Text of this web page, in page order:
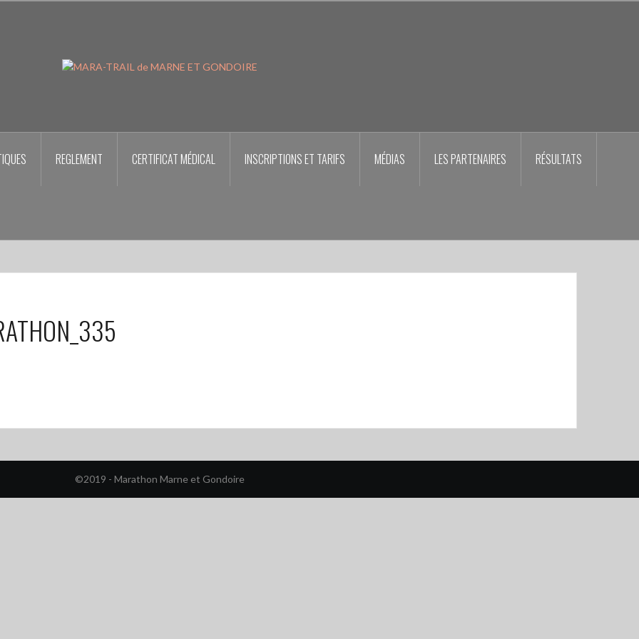
REGLEMENT CERTIFICAT MÉDICAL INSCRIPTIONS ET TARIFS MÉDIAS LES PARTENAIRES RÉSULTATS
©2019 - Marathon Marne et Gondoire